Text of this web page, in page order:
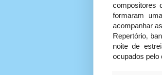
compositores
formaram
acompanhar
Repertório,
noite de
ocupados pelo